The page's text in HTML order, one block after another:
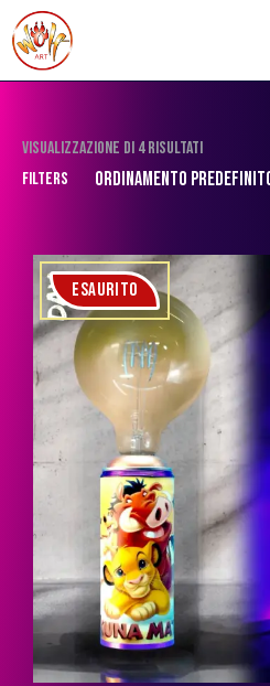
Visualizzazione di 4 risultati
Filters
ESAURITO